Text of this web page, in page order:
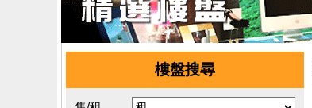
樓盤搜尋